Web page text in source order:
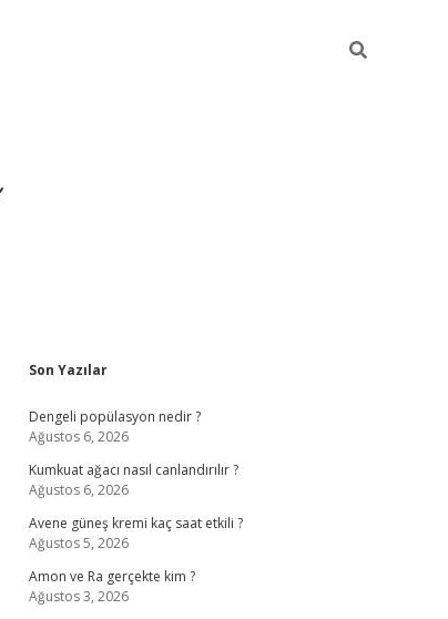
Sidebar
Son Yazılar
Dengeli popülasyon nedir ?
Ağustos 6, 2026
Kumkuat ağacı nasıl canlandırılır ?
Ağustos 6, 2026
Avene güneş kremi kaç saat etkili ?
Ağustos 5, 2026
Amon ve Ra gerçekte kim ?
Ağustos 3, 2026